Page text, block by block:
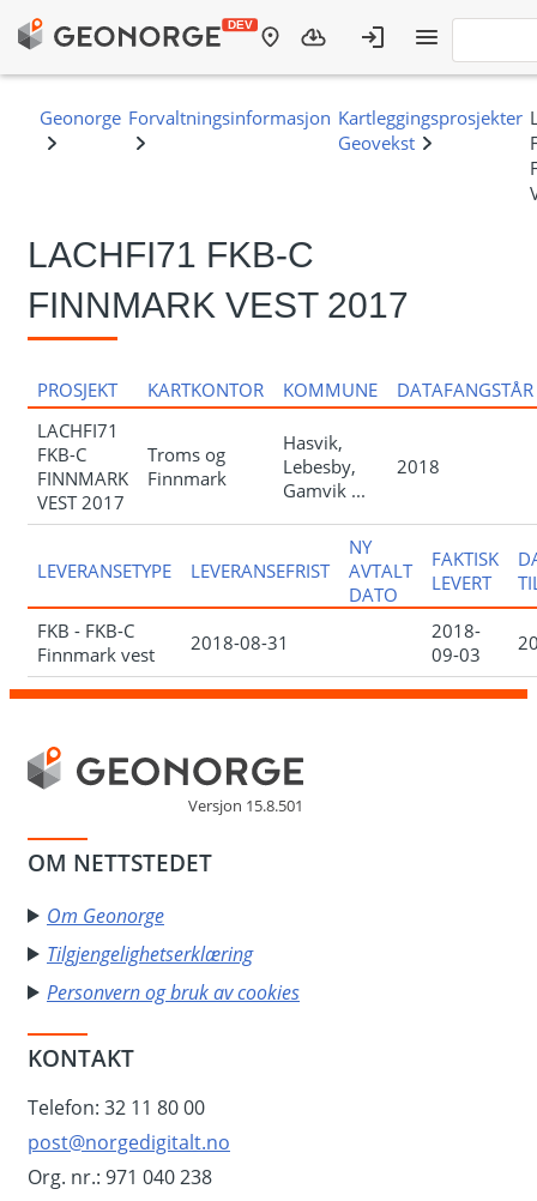
LACHFI71 FKB-C
FINNMARK VEST 2017
PROSJEKT KARTKONTOR KOMMUNE
DATAFANGSTÅR
LACHFI71
FKB-C
FINNMARK
VEST 2017
Troms og
Finnmark
Hasvik,
Lebesby,
Gamvik ...
2018
LEVERANSETYPE LEVERANSEFRIST
NY
AVTALT
DATO
FAKTISK
LEVERT
FKB - FKB-C
Finnmark vest
2018-08-31
2018-
09-03